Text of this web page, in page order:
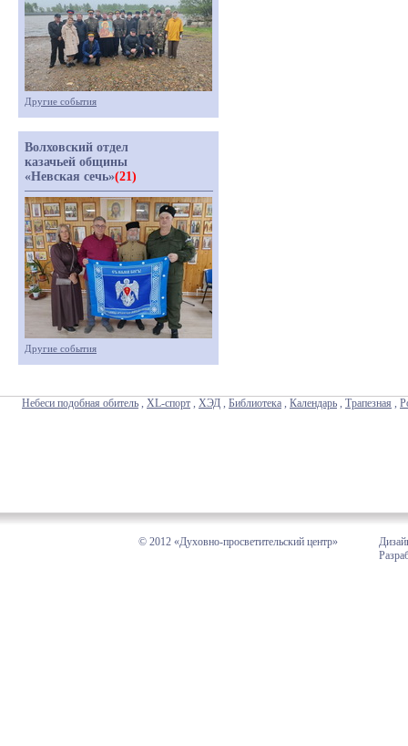
Другие события
Волховский отдел
казачьей общины
«Невская сечь»(21)
Другие события
Небеси подобная обитель , XL-спорт , ХЭД , Библиотека , Календарь , Трапезная ,
© 2012 «Духовно-просветительский центр»